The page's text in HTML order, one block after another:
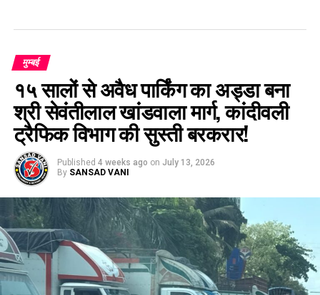
मुम्बई
१५ सालों से अवैध पार्किंग का अड्डा बना
श्री सेवंतीलाल खांडवाला मार्ग, कांदीवली
ट्रैफिक विभाग की सुस्ती बरकरार!
Published 4 weeks ago on July 13, 2026
By SANSAD VANI